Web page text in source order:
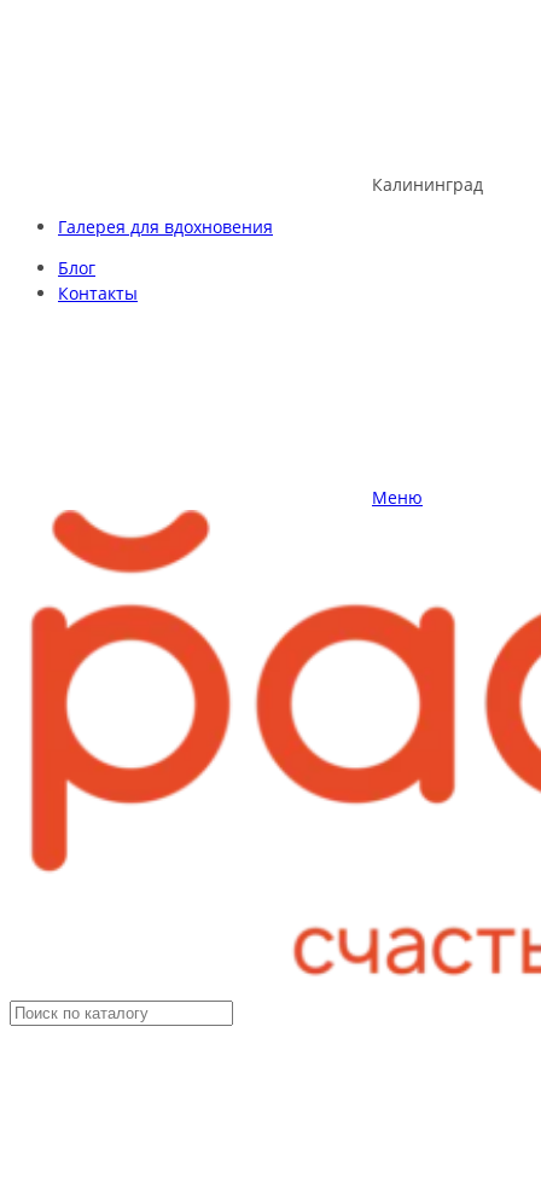
Калининград
Галерея для вдохновения
Блог
Контакты
Меню